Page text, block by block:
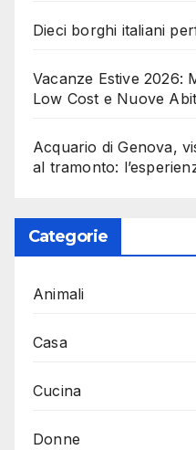
Dieci borghi italiani
Vacanze Estive 2026:
Low Cost e Nuove
Acquario di Genova,
al tramonto:
Categorie
Animali
Casa
Cucina
Donne